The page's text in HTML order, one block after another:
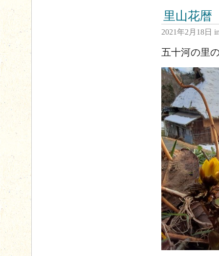
里山花暦
2021年2月18日
五十河の里